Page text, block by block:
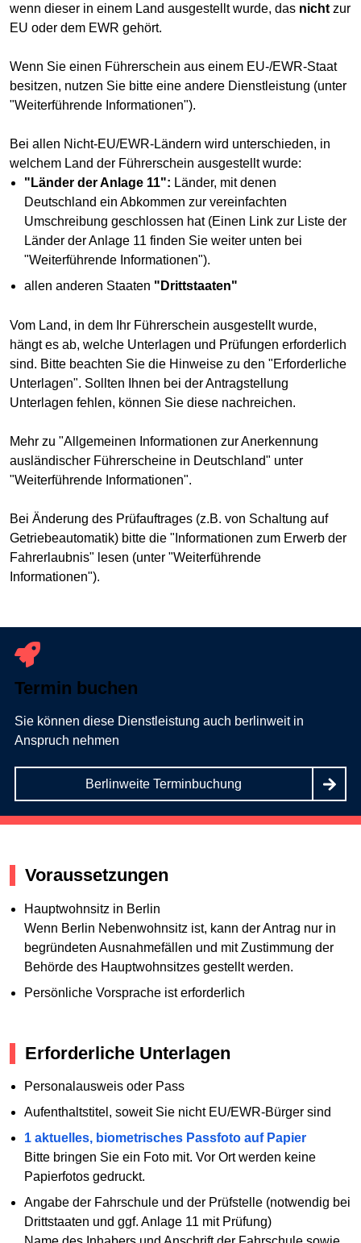
wenn dieser in einem Land ausgestellt wurde, das nicht zur
EU oder dem EWR gehört.
Wenn Sie einen Führerschein aus einem EU-/EWR-Staat
besitzen, nutzen Sie bitte eine andere Dienstleistung (unter
"Weiterführende Informationen").
Bei allen Nicht-EU/EWR-Ländern wird unterschieden, in
welchem Land der Führerschein ausgestellt wurde:
"Länder der Anlage 11": Länder, mit denen
Deutschland ein Abkommen zur vereinfachten
Umschreibung geschlossen hat (Einen Link zur Liste der
Länder der Anlage 11 finden Sie weiter unten bei
"Weiterführende Informationen").
allen anderen Staaten "Drittstaaten"
Vom Land, in dem Ihr Führerschein ausgestellt wurde,
hängt es ab, welche Unterlagen und Prüfungen erforderlich
sind. Bitte beachten Sie die Hinweise zu den "Erforderliche
Unterlagen". Sollten Ihnen bei der Antragstellung
Unterlagen fehlen, können Sie diese nachreichen.
Mehr zu "Allgemeinen Informationen zur Anerkennung
ausländischer Führerscheine in Deutschland" unter
"Weiterführende Informationen".
Bei Änderung des Prüfauftrages (z.B. von Schaltung auf
Getriebeautomatik) bitte die "Informationen zum Erwerb der
Fahrerlaubnis" lesen (unter "Weiterführende
Informationen").
Termin buchen
Sie können diese Dienstleistung auch berlinweit in
Anspruch nehmen
Berlinweite Terminbuchung
Voraussetzungen
Hauptwohnsitz in Berlin
Wenn Berlin Nebenwohnsitz ist, kann der Antrag nur in
begründeten Ausnahmefällen und mit Zustimmung der
Behörde des Hauptwohnsitzes gestellt werden.
Persönliche Vorsprache ist erforderlich
Erforderliche Unterlagen
Personalausweis oder Pass
Aufenthaltstitel, soweit Sie nicht EU/EWR-Bürger sind
1 aktuelles, biometrisches Passfoto auf Papier
Bitte bringen Sie ein Foto mit. Vor Ort werden keine
Papierfotos gedruckt.
Angabe der Fahrschule und der Prüfstelle (notwendig bei
Drittstaaten und ggf. Anlage 11 mit Prüfung)